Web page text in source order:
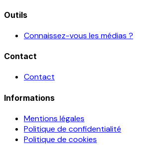
Outils
Connaissez-vous les médias ?
Contact
Contact
Informations
Mentions légales
Politique de confidentialité
Politique de cookies